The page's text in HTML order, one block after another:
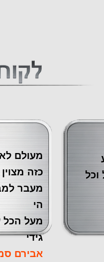
מעולם
כזה
‏מעבר
הי
מעל הכל
גידי
אבירם
וכל